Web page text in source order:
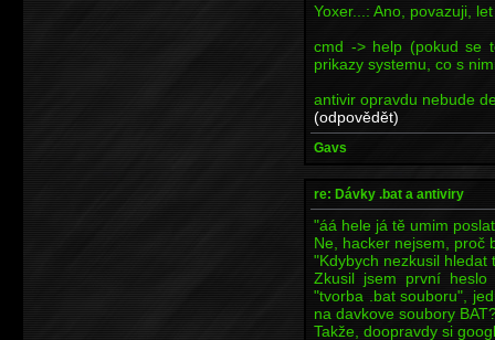
Yoxer...: Ano, povazuji,
cmd -> help (pokud se
prikazy systemu, co s
antivir opravdu nebude
(odpovědět)
Gavs
re: Dávky .bat a antiviry
"áá hele já tě umim
Ne, hacker nejsem, proč
"Kdybych nezkusil hledat
Zkusil jsem první
"tvorba .bat souboru",
na davkove soubory
Takže, doopravdy si